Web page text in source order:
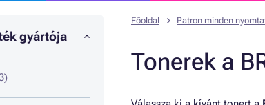
gyártója
Főoldal Patron minden
Tonerek a